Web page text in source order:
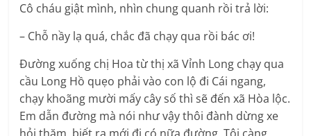
Cô cháu giật mình, nhìn chung quanh rồi trả lời:
– Chỗ nầy lạ quá, chắc đã chạy qua rồi bác ơi!
Đường xuống chị Hoa từ thị xã Vỉnh Long chạy qua
cầu Long Hồ quẹo phải vào con lộ đi Cái ngang,
chạy khoãng mười mấy cây số thì sẽ đến xã Hòa lộc.
Em dẫn đường mà nói như vậy thôi đành dừng xe